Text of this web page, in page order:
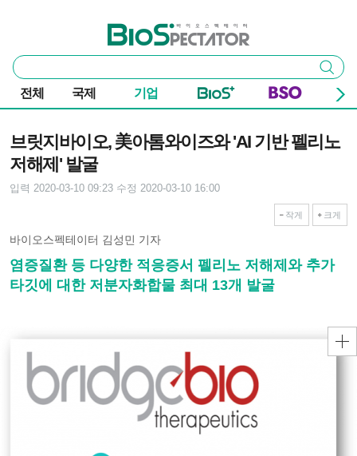
바이오스펙테이터
통
합
검
색
검색
전체 국제 기업
브릿지바이오, 美아톰와이즈와 'AI 기반 펠리노
저해제' 발굴
입력 2020-03-10 09:23 수정 2020-03-10 16:00
작게 크게
바이오스펙테이터 김성민 기자
염증질환 등 다양한 적응증서 펠리노 저해제와 추가
타깃에 대한 저분자화합물 최대 13개 발굴